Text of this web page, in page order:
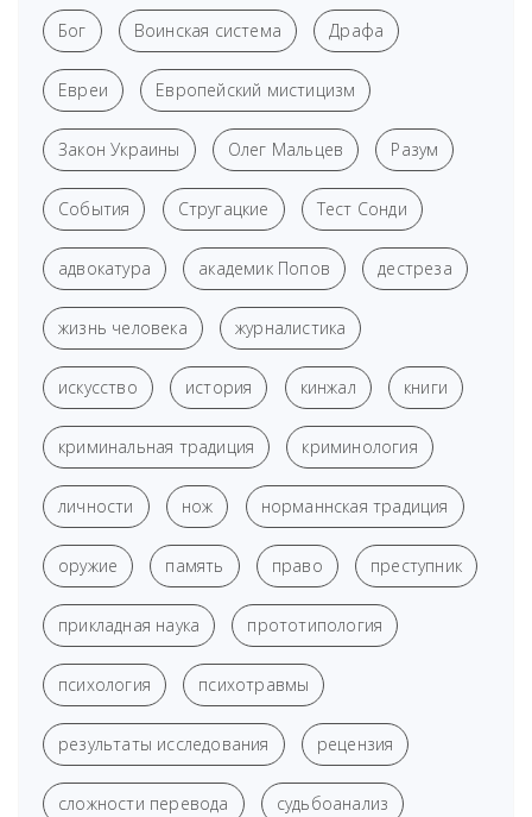
Бог Воинская система Драфа
Евреи Европейский мистицизм
Закон Украины Олег Мальцев Разум
События Стругацкие Тест Сонди
адвокатура академик Попов дестреза
жизнь человека журналистика
искусство история кинжал книги
криминальная традиция криминология
личности нож норманнская традиция
оружие память право преступник
прикладная наука прототипология
психология психотравмы
результаты исследования рецензия
сложности перевода судьбоанализ